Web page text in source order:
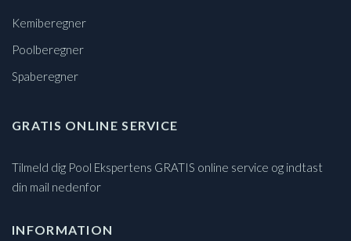
Kemiberegner
Poolberegner
Spaberegner
GRATIS ONLINE SERVICE
Tilmeld dig Pool Ekspertens GRATIS online service og indtast
din mail nedenfor
INFORMATION